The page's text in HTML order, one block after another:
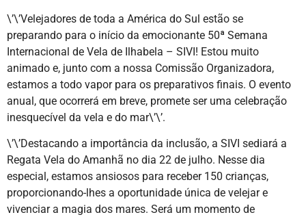
\’\’Velejadores de toda a América do Sul estão se
preparando para o início da emocionante 50ª Semana
Internacional de Vela de Ilhabela – SIVI! Estou muito
animado e, junto com a nossa Comissão Organizadora,
estamos a todo vapor para os preparativos finais. O evento
anual, que ocorrerá em breve, promete ser uma celebração
inesquecível da vela e do mar\’\’.
\’\’Destacando a importância da inclusão, a SIVI sediará a
Regata Vela do Amanhã no dia 22 de julho. Nesse dia
especial, estamos ansiosos para receber 150 crianças,
proporcionando-lhes a oportunidade única de velejar e
vivenciar a magia dos mares. Será um momento de